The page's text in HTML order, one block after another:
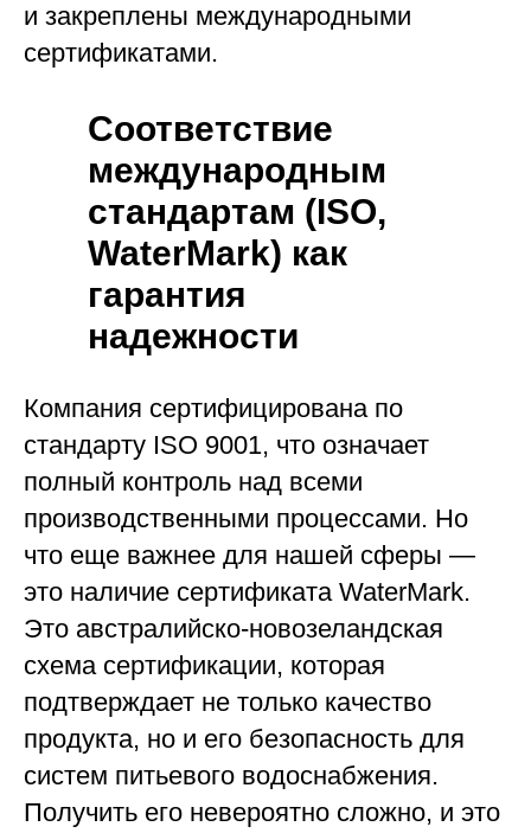
и закреплены международными
сертификатами.
Соответствие
международным
стандартам (ISO,
WaterMark) как
гарантия
надежности
Компания сертифицирована по
стандарту ISO 9001, что означает
полный контроль над всеми
производственными процессами. Но
что еще важнее для нашей сферы —
это наличие сертификата WaterMark.
Это австралийско-новозеландская
схема сертификации, которая
подтверждает не только качество
продукта, но и его безопасность для
систем питьевого водоснабжения.
Получить его невероятно сложно, и это